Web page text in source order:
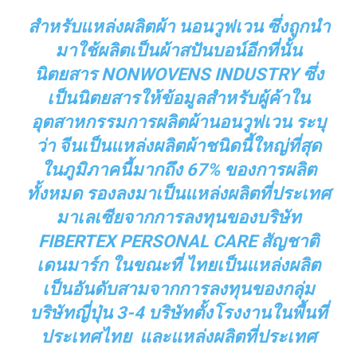
สำหรับแหล่งผลิตผ้า นอนวูฟเวน ซึ่งถูกนำ
มาใช้ผลิตเป็นผ้าสปันบอน์อีกที่นั้น
นิตยสารNONWOVENS INDUSTRY ซึ่ง
เป็นนิตยสารให้ข้อมูลสำหรับผู้ค้าใน
อุตสาหกรรมการผลิตผ้านอนวูฟเวน ระบุ
ว่า จีนเป็นแหล่งผลิตผ้าชนิดนี้ใหญ่ที่สุด
ในภูมิภาคนี้มากถึง 67% ของการผลิต
ทั้งหมด รองลงมาเป็นแหล่งผลิตที่ประเทศ
มาเลเซียจากการลงทุนของบริษัท
FIBERTEX PERSONAL CARE สัญชาติ
เดนมาร์ก ในขณะที่ ไทยเป็นแหล่งผลิต
เป็นอันดับสามจากการลงทุนของกลุ่ม
บริษัทญี่ปุ่น 3-4 บริษัทตั้งโรงงานในพื้นที่
ประเทศไทย และแหล่งผลิตที่ประเทศ